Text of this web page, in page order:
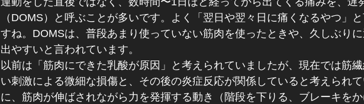
（DOMS）と呼ぶことが多いです。よく「翌日や翌々日に痛くなるやつ」
すね。DOMSは、普段あまり使っていない筋肉を使ったときや、久しぶり
出やすいと言われています。
以前は「筋肉にできた乳酸が原因」と考えられていましたが、現在では筋
い刺激による微細な損傷と、その後の炎症反応が関係していると考えられ
に、筋肉が伸ばされながら力を発揮する動き（階段を下りる、ブレーキを